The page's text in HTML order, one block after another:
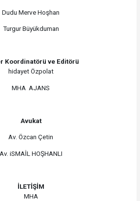
Dudu Merve Hoşhan
Turgur Büyükduman
Koordinatörü ve Editörü
hidayet Özpolat
MHA AJANS
Avukat
Av. Özcan Çetin
Av. iSMAİL HOŞHANLI
İLETİŞİM
MHA